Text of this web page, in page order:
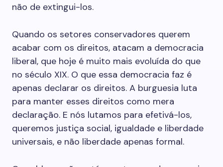
não de extingui-los.
Quando os setores conservadores querem
acabar com os direitos, atacam a democracia
liberal, que hoje é muito mais evoluída do que
no século XIX. O que essa democracia faz é
apenas declarar os direitos. A burguesia luta
para manter esses direitos como mera
declaração. E nós lutamos para efetivá-los,
queremos justiça social, igualdade e liberdade
universais, e não liberdade apenas formal.